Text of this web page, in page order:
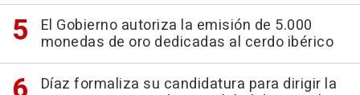
El Gobierno autoriza la emisión de 5.000
monedas de oro dedicadas al cerdo ibérico
Díaz formaliza su candidatura para dirigir la